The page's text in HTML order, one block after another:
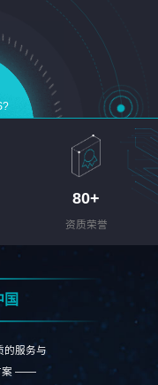
80+
资质荣誉
服务与
案 ——